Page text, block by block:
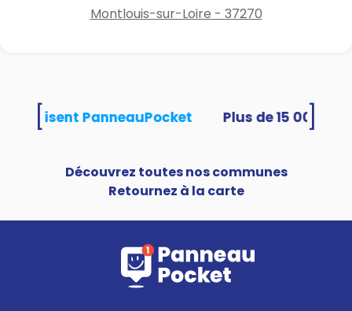
Montlouis-sur-Loire - 37270
utilisent PanneauPocket
Découvrez toutes nos communes
Retournez à la carte